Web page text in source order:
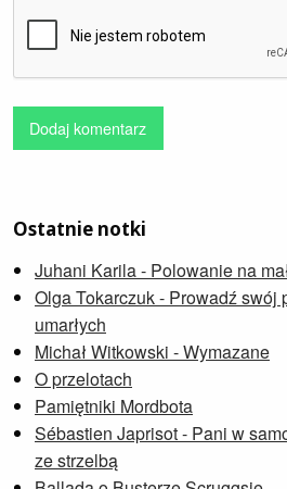
Dodaj komentarz
Ostatnie notki
Juhani Karila - Polowanie na
Olga Tokarczuk - Prowadź swój
umarłych
Michał Witkowski - Wymazane
O przelotach
Pamiętniki Mordbota
Sébastien Japrisot - Pani w
ze strzelbą